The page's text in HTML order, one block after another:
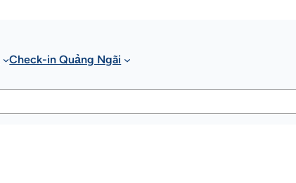
Check-in Quảng Ngãi